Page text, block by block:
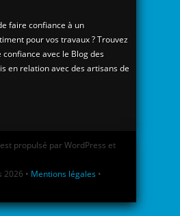
faire confiance à un
pour vos travaux ? Trouvez
avec le Blog des
en relation avec des artisans de
propulsé par WordPress et
2026 • Mentions légales •